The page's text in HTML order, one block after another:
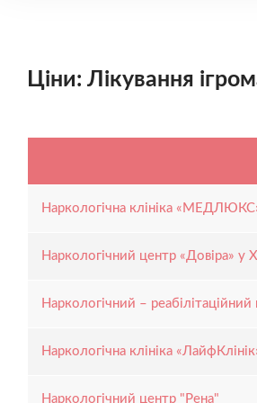
Ціни: Лікування
Наркологічна клініка
Наркологічний центр «Довіра» у
Наркологічний –
Наркологічна клініка
Наркологічний центр "Рена"